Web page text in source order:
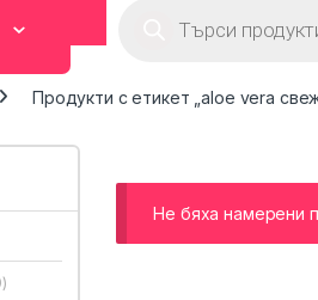
Продукти с етикет „aloe vera
Не бяха намерени